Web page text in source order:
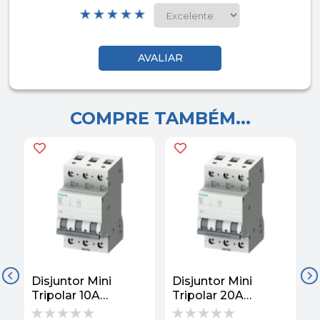
COMPRE TAMBÉM...
Disjuntor Mini
Tripolar 10A
220/380VCA Curva
Disjuntor Mini
Tripolar 20A
220/380VCA Curva